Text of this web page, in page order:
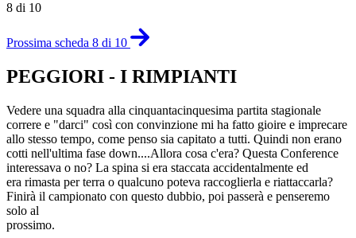
8 di 10
Prossima scheda 8 di 10
PEGGIORI - I RIMPIANTI
Vedere una squadra alla cinquantacinquesima partita stagionale
correre e "darci" così con convinzione mi ha fatto gioire e imprecare
allo stesso tempo, come penso sia capitato a tutti. Quindi non erano
cotti nell'ultima fase down....Allora cosa c'era? Questa Conference
interessava o no? La spina si era staccata accidentalmente ed
era rimasta per terra o qualcuno poteva raccoglierla e riattaccarla?
Finirà il campionato con questo dubbio, poi passerà e penseremo
solo al
prossimo.